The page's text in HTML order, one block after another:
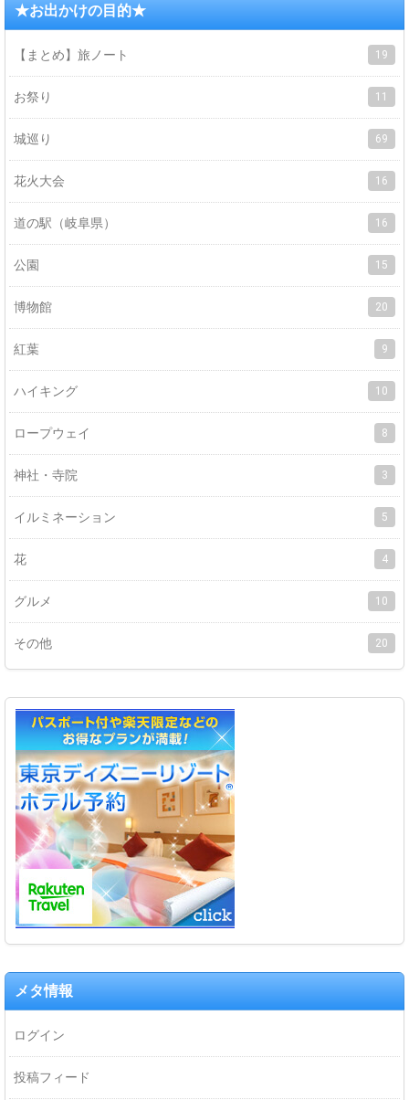
★お出かけの目的★
【まとめ】旅ノート 19
お祭り 11
城巡り 69
花火大会 16
道の駅（岐阜県） 16
公園 15
博物館 20
紅葉 9
ハイキング 10
ロープウェイ 8
神社・寺院 3
イルミネーション 5
花 4
グルメ 10
その他 20
メタ情報
ログイン
投稿フィード